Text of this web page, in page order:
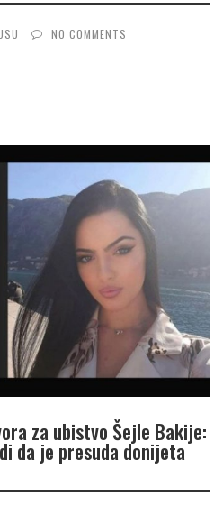
NO COMMENTS
za ubistvo Šejle Bakije:
da je presuda donijeta